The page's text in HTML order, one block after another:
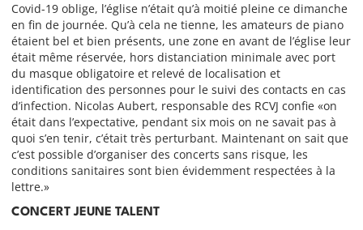
Covid-19 oblige, l’église n’était qu’à moitié pleine ce dimanche
en fin de journée. Qu’à cela ne tienne, les amateurs de piano
étaient bel et bien présents, une zone en avant de l’église leur
était même réservée, hors distanciation minimale avec port
du masque obligatoire et relevé de localisation et
identification des personnes pour le suivi des contacts en cas
d’infection. Nicolas Aubert, responsable des RCVJ confie «on
était dans l’expectative, pendant six mois on ne savait pas à
quoi s’en tenir, c’était très perturbant. Maintenant on sait que
c’est possible d’organiser des concerts sans risque, les
conditions sanitaires sont bien évidemment respectées à la
lettre.»
CONCERT JEUNE TALENT